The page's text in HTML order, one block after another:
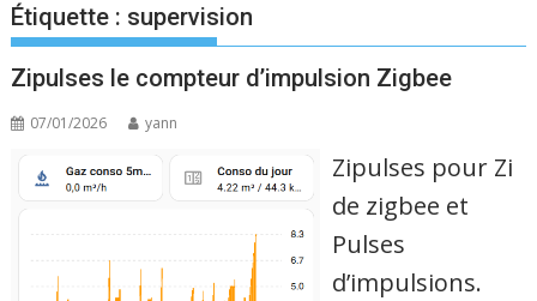
Étiquette : supervision
Zipulses le compteur d’impulsion Zigbee
07/01/2026 yann
Zipulses pour Zi
de zigbee et
Pulses
d’impulsions.